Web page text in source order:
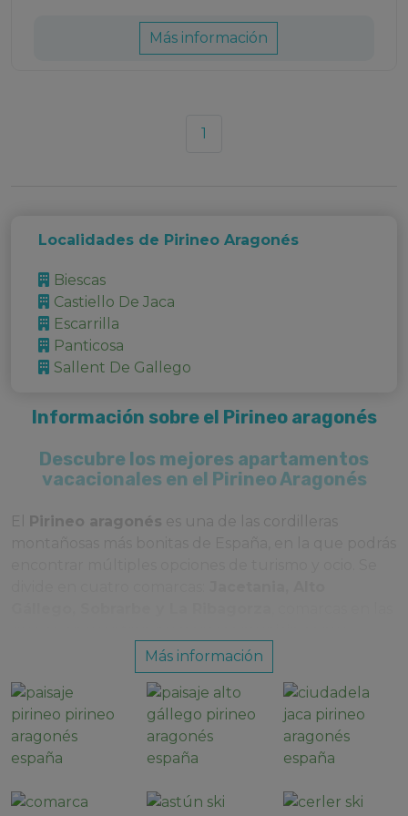
Más información
1
Localidades de Pirineo Aragonés
Biescas
Castiello De Jaca
Escarrilla
Panticosa
Sallent De Gallego
Información sobre el Pirineo aragonés
Descubre los mejores apartamentos
vacacionales en el Pirineo Aragonés
El Pirineo aragonés
es una de las cordilleras
bonitos y con una arquitectura muy peculiar y unas
tradiciones muy instauradas.
Entre las localidades turísticas más importantes
destaca Jaca. Puedes alquilar apartamentos en
comarca de la Jacetania y primera capital del antiguo
Más información